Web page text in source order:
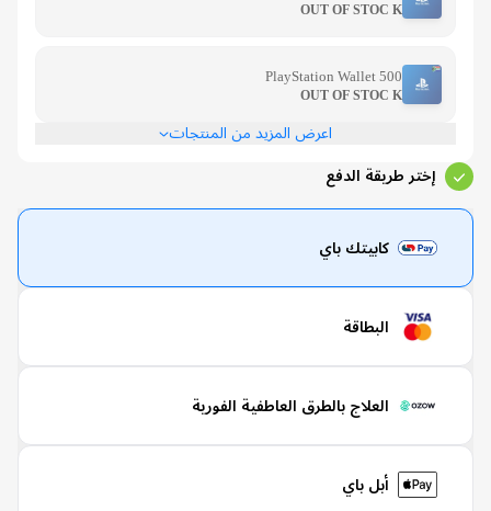
OUT OF STOC K
PlayStation Wallet 500
OUT OF STOC K
اعرض المزيد من المنتجات
إختر طريقة الدفع
كابيتك باي
البطاقة
العلاج بالطرق العاطفية الفورية
أبل باي